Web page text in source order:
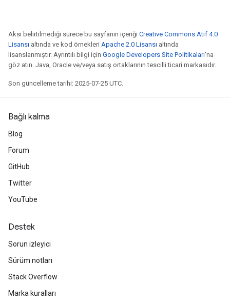
Aksi belirtilmediği sürece bu sayfanın içeriği Creative Commons Atıf 4.0
Lisansı altında ve kod örnekleri Apache 2.0 Lisansı altında
lisanslanmıştır. Ayrıntılı bilgi için Google Developers Site Politikaları'na
göz atın. Java, Oracle ve/veya satış ortaklarının tescilli ticari markasıdır.
Son güncelleme tarihi: 2025-07-25 UTC.
Bağlı kalma
Blog
Forum
GitHub
Twitter
YouTube
Destek
Sorun izleyici
Sürüm notları
Stack Overflow
Marka kuralları